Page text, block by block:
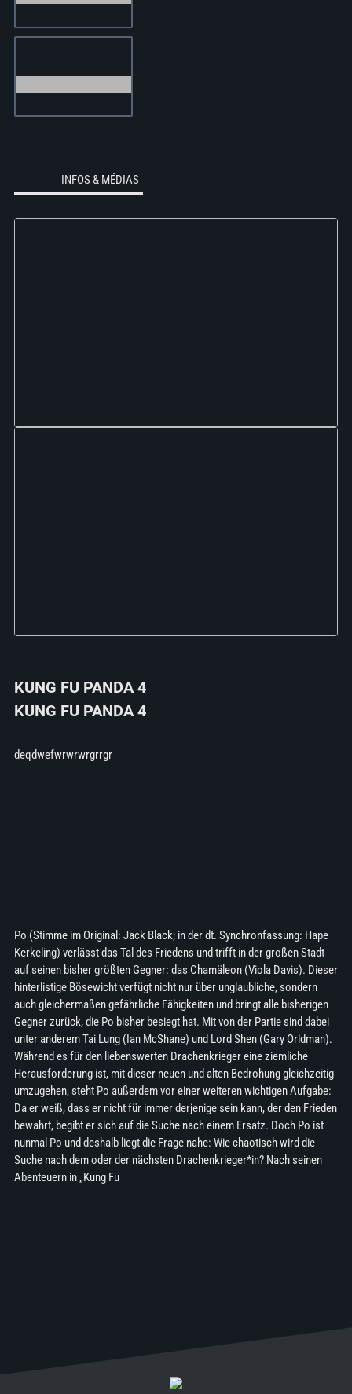
INFOS & MÉDIAS
KUNG FU PANDA 4
KUNG FU PANDA 4
deqdwefwrwrwrgrrgr
Po (Stimme im Original: Jack Black; in der dt. Synchronfassung: Hape
Kerkeling) verlässt das Tal des Friedens und trifft in der großen Stadt
auf seinen bisher größten Gegner: das Chamäleon (Viola Davis). Dieser
hinterlistige Bösewicht verfügt nicht nur über unglaubliche, sondern
auch gleichermaßen gefährliche Fähigkeiten und bringt alle bisherigen
Gegner zurück, die Po bisher besiegt hat. Mit von der Partie sind dabei
unter anderem Tai Lung (Ian McShane) und Lord Shen (Gary Orldman).
Während es für den liebenswerten Drachenkrieger eine ziemliche
Herausforderung ist, mit dieser neuen und alten Bedrohung gleichzeitig
umzugehen, steht Po außerdem vor einer weiteren wichtigen Aufgabe:
Da er weiß, dass er nicht für immer derjenige sein kann, der den Frieden
bewahrt, begibt er sich auf die Suche nach einem Ersatz. Doch Po ist
nunmal Po und deshalb liegt die Frage nahe: Wie chaotisch wird die
Suche nach dem oder der nächsten Drachenkrieger*in? Nach seinen
Abenteuern in „Kung Fu